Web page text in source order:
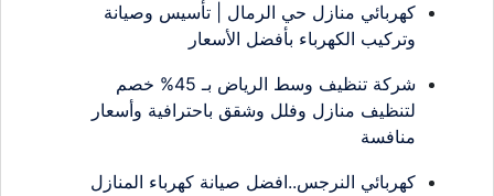
كهربائي منازل حي الرمال | تأسيس وصيانة
وتركيب الكهرباء بأفضل الأسعار
شركة تنظيف وسط الرياض بـ 45% خصم
لتنظيف منازل وفلل وشقق باحترافية وأسعار
منافسة
كهربائي النرجس..افضل صيانة كهرباء المنازل